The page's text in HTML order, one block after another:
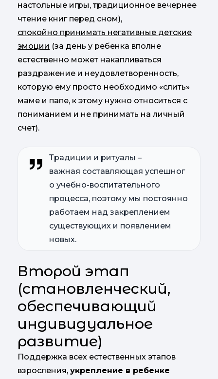
настольные игры, традиционное вечернее
чтение книг перед сном),
спокойно принимать негативные детские
эмоции (за день у ребенка вполне
естественно может накапливаться
раздражение и неудовлетворенность,
которую ему просто необходимо «слить»
маме и папе, к этому нужно относиться с
пониманием и не принимать на личный
счет).
Традиции и ритуалы –
важная составляющая успешног
о учебно-воспитательного
процесса, поэтому мы постоянно
работаем над закреплением
существующих и появлением
новых.
Второй этап
(становленческий,
обеспечивающий
индивидуальное
развитие)
Поддержка всех естественных этапов
взросления, укрепление в ребенке